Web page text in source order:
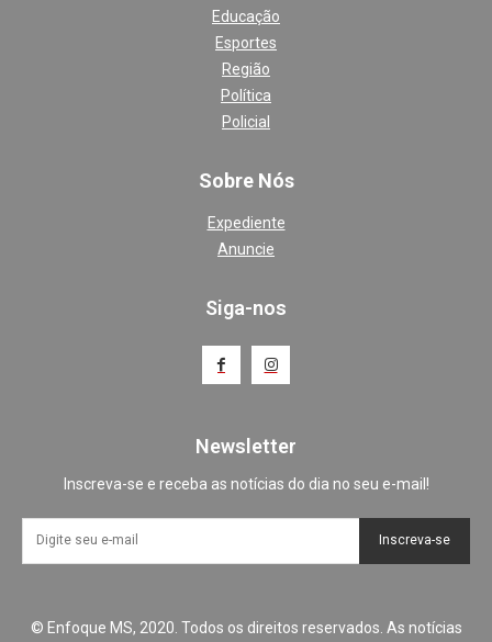
Educação
Esportes
Região
Política
Policial
Sobre Nós
Expediente
Anuncie
Siga-nos
Newsletter
Inscreva-se e receba as notícias do dia no seu e-mail!
Inscreva-se
© Enfoque MS, 2020. Todos os direitos reservados. As notícias